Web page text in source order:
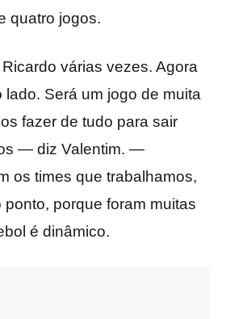
quatro jogos.
várias vezes. Agora
lado. Será um jogo de muita
fazer de tudo para sair
— diz Valentim. —
os times que trabalhamos,
ponto, porque foram muitas
é dinâmico.